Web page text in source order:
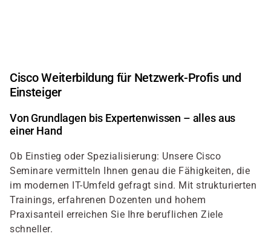
Cisco Weiterbildung für Netzwerk-Profis und
Einsteiger
Von Grundlagen bis Expertenwissen – alles aus
einer Hand
Ob Einstieg oder Spezialisierung: Unsere Cisco
Seminare vermitteln Ihnen genau die Fähigkeiten, die
im modernen IT-Umfeld gefragt sind. Mit strukturierten
Trainings, erfahrenen Dozenten und hohem
Praxisanteil erreichen Sie Ihre beruflichen Ziele
schneller.